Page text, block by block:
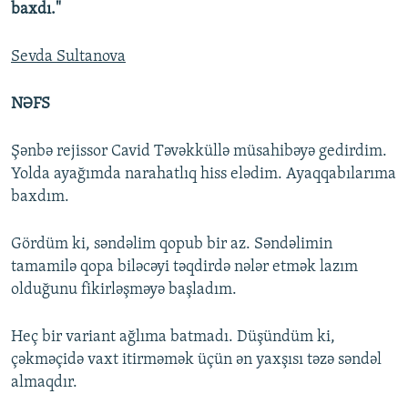
XƏBƏR BÜLLETENLƏRIMIZ
baxdı."
Sevda Sultanova
NƏFS
Şənbə rejissor Cavid Təvəkküllə müsahibəyə gedirdim.
Yolda ayağımda narahatlıq hiss elədim. Ayaqqabılarıma
baxdım.
Gördüm ki, səndəlim qopub bir az. Səndəlimin
tamamilə qopa biləcəyi təqdirdə nələr etmək lazım
olduğunu fikirləşməyə başladım.
Heç bir variant ağlıma batmadı. Düşündüm ki,
çəkməçidə vaxt itirməmək üçün ən yaxşısı təzə səndəl
almaqdır.